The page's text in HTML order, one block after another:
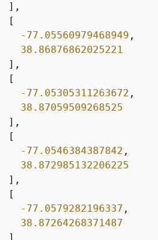
],
[
-77.05560979468949 ,
38.86876862025221
],
[
-77.05305311263672 ,
38.87059509268525
],
[
-77.0546384387842 ,
38.872985132206225
],
[
-77.0579282196337 ,
38.87264268371487
]